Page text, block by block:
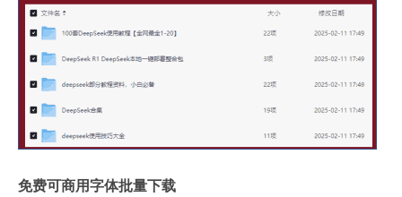
免费可商用字体批量下载